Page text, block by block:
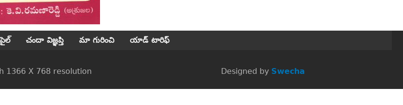
చందా విజ్ఞప్తి మా గురించి యాడ్ టారిఫ్
1366 X 768 resolution Designed by Swecha